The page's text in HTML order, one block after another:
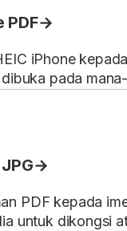
PDF
iPhone
pada
PDF kepada
untuk dikongsi